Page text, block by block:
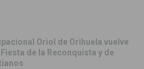
Oriol de Orihuela vuelve
de la Reconquista y de